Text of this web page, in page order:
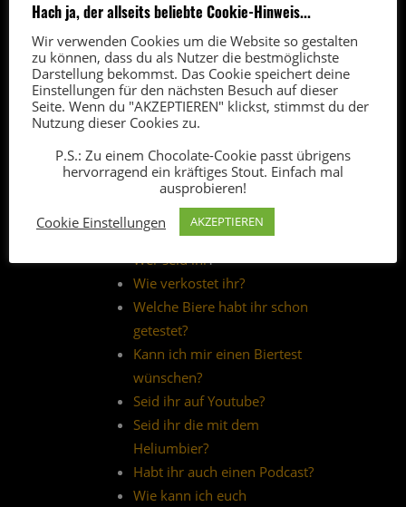
Paypal-Spende
Thomann-Affiliate-Link(*)
(*) Über Affiliate-Links erhalten
wir vom Anbieter eine kleine
Provision. Der Verkaufspreis
bleibt für euch unverändert.
5 FAQ
Wer seid ihr?
Wie verkostet ihr?
Welche Biere habt ihr schon
getestet?
Kann ich mir einen Biertest
wünschen?
Seid ihr auf Youtube?
Seid ihr die mit dem
Heliumbier?
Habt ihr auch einen Podcast?
Wie kann ich euch
Hach ja, der allseits beliebte Cookie-Hinweis...
Wir verwenden Cookies um die Website so gestalten
zu können, dass du als Nutzer die bestmöglichste
Darstellung bekommst. Das Cookie speichert deine
Einstellungen für den nächsten Besuch auf dieser
Seite. Wenn du "AKZEPTIEREN" klickst, stimmst du der
Nutzung dieser Cookies zu.
P.S.: Zu einem Chocolate-Cookie passt übrigens
hervorragend ein kräftiges Stout. Einfach mal
ausprobieren!
Cookie Einstellungen
AKZEPTIEREN